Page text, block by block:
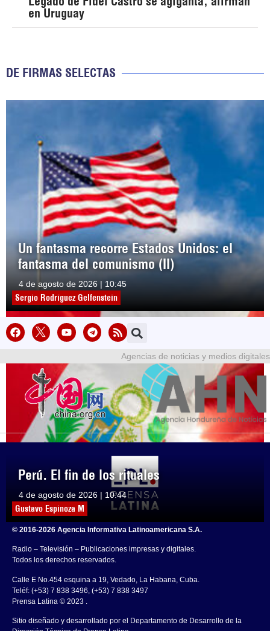
en Uruguay
DE FIRMAS SELECTAS
Un fantasma recorre Estados Unidos: el
fantasma del comunismo (II)
4 de agosto de 2026 | 10:45
Sergio Rodríguez Gelfenstein
Perú. El fin de los rituales
4 de agosto de 2026 | 10:44
Gustavo Espinoza M
Agencias de noticias y medios digitales
© 2016-2026 Agencia Informativa Latinoamericana S.A.
Radio – Televisión – Publicaciones impresas y digitales.
Todos los derechos reservados.
Calle E No.454 esquina a 19, Vedado, La Habana, Cuba.
Teléf: (+53) 7 838 3496, (+53) 7 838 3497
Prensa Latina © 2023 .
Sitio diseñado y desarrollado por el Departamento de Desarrollo de la